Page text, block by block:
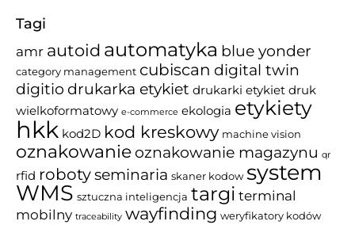
Tagi
amr autoid automatyka blue yonder
category management cubiscan digital twin
digitio drukarka etykiet drukarki etykiet druk
wielkoformatowy e-commerce ekologia etykiety
hkk kod2D kod kreskowy machine vision
oznakowanie oznakowanie magazynu qr
rfid robotyseminaria skaner kodow system
WMS sztuczna inteligencja targi terminal
mobilny traceability wayfinding weryfikatory kodów